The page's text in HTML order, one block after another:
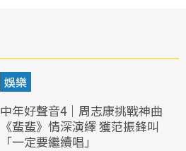
娛樂
中年好聲音4｜周志康挑戰神曲
《蜚蜚》情深演繹 獲范振鋒叫
「一定要繼續唱」